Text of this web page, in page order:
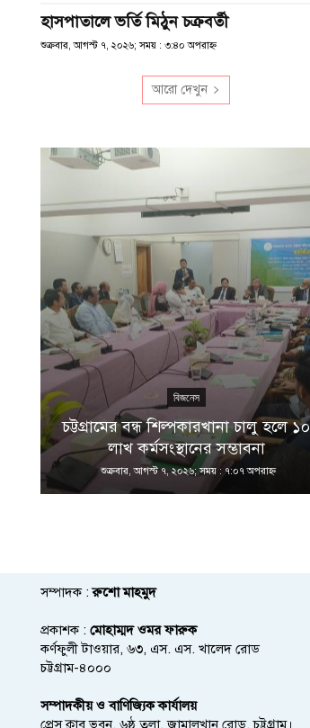
হাসপাতালে ভর্তি মিঠুন চক্রবর্তী
শুক্রবার, আগস্ট ৭, ২০২৬; সময় : ৩:৪০ অপরাহ্ণ
আরো দেখুন
বিজনেস
চট্টগ্রামের বন্ধ শিল্পকারখানা চালু হলে ১০
লাখ কর্মসংস্থানের সম্ভাবনা
শুক্রবার, আগস্ট ৭, ২০২৬; সময় : ৭:০৭ অপরাহ্ণ
সম্পাদক :রুশো মাহমুদ
প্রকাশক : মোহাম্মদ ওমর ফারুক
কর্ণফুলী টাওয়ার, ৬৩, এস. এস. খালেদ রোড
চট্টগ্রাম-৪০০০
সম্পাদকীয় ও বাণিজ্যিক কার্যালয়
প্রেস ক্লাব ভবন, ৬ষ্ঠ তলা, জামালখান রোড, চট্টগ্রাম।